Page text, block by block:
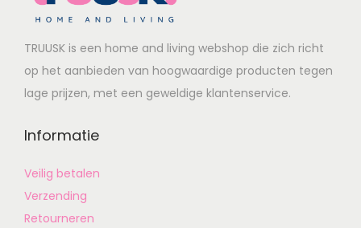
TRUUSK is een home and living webshop die zich richt
op het aanbieden van hoogwaardige producten tegen
lage prijzen, met een geweldige klantenservice.
Informatie
Veilig betalen
Verzending
Retourneren